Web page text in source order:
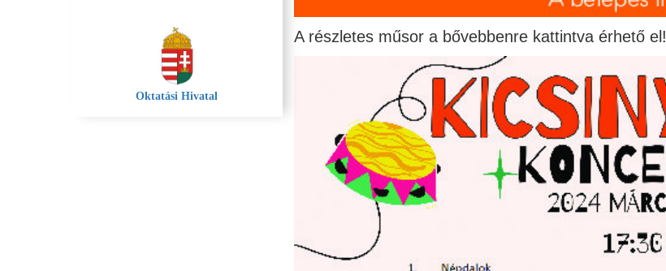
Oktatási Hivatal
A részletes műsor a bővebbenre kattintva érhető el!